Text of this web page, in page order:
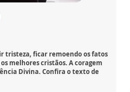
tristeza, ficar remoendo os fatos
melhores cristãos. A coragem
Divina. Confira o texto de